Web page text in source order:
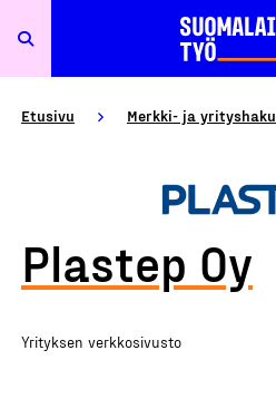
Etusivu Merkki- ja yrityshaku
Plastep Oy
Yrityksen verkkosivusto